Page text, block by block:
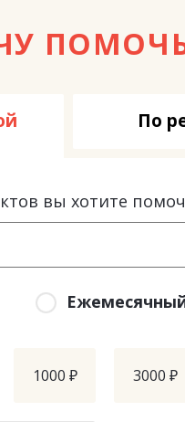
вы хотите
1000 ₽ 3000 ₽
По